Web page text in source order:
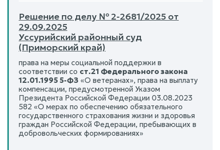
Решение по делу № 2-2681/2025 от
29.09.2025
Уссурийский районный суд
(Приморский край)
права на меры социальной поддержки в
соответствии со ст.21 Федерального закона
12.01.1995 5-ФЗ «О ветеранах», права на выплату
компенсации, предусмотренной Указом
Президента Российской Федерации 03.08.2023
582 «О мерах по обеспечению обязательного
государственного страхования жизни и здоровья
граждан Российской Федерации, пребывающих в
добровольческих формированиях»